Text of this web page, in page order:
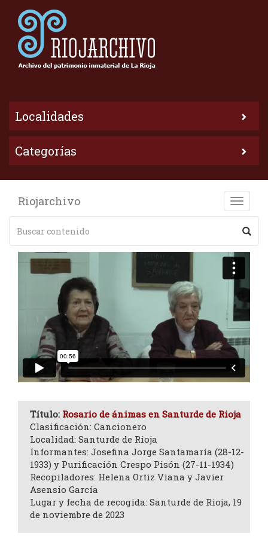
Localidades
Categorías
Toggle
Riojarchivo
Título: Rosario de ánimas en Santurde de Rioja
Clasificación: Cancionero
Localidad: Santurde de Rioja
Informantes: Josefina Jorge Santamaría (28-12-
1933) y Purificación Crespo Pisón (27-11-1934)
Recopiladores: Helena Ortiz Viana y Javier
Asensio García
Lugar y fecha de recogida: Santurde de Rioja, 19
de noviembre de 2023